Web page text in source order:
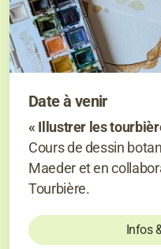
Date à venir
« Illustrer les
Cours de dessin
Maeder et en
Tourbière.
Infos